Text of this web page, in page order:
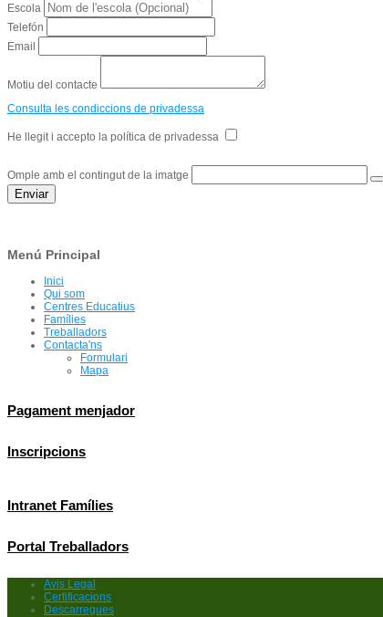
Escola
Telefón
Email
Motiu del contacte
Consulta les condiccions de privadessa
He llegit i accepto la política de privadessa
Omple amb el contingut de la imatge
Enviar
Menú Principal
Inici
Qui som
Centres Educatius
Famílies
Treballadors
Contacta'ns
Formulari
Mapa
Pagament menjador
Inscripcions
Intranet Famílies
Portal Treballadors
Avis Legal
Certificacions
Descarregues